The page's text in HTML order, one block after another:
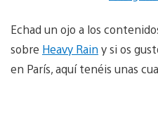
Echad un ojo a los
sobre Heavy Rain y si os
en París, aquí tenéis unas